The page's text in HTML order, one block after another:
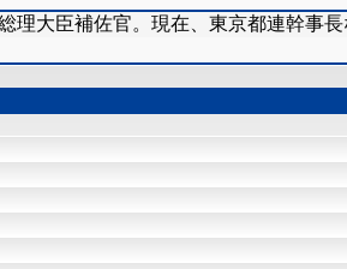
大臣補佐官。現在、東京都連幹事長